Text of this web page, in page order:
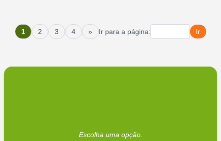
1 2 3 4 » Ir para a página: Ir
Escolha uma opção.